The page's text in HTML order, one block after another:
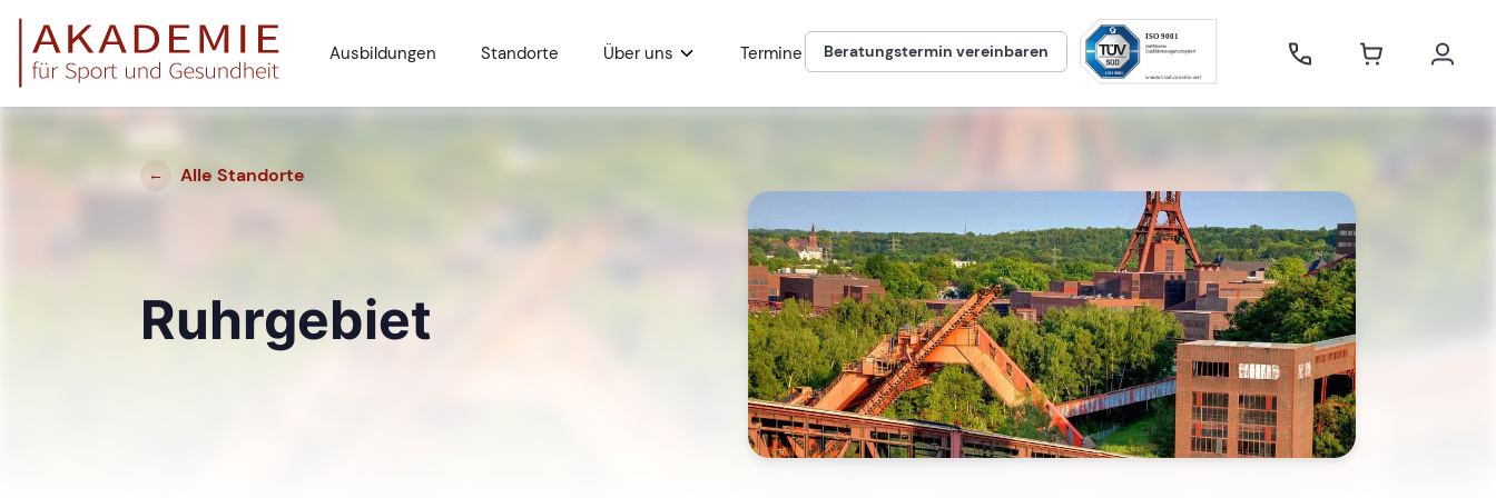
Ausbildungen Standorte Über uns Termine Beratungstermin vereinbaren
← Alle Standorte
Ruhrgebiet